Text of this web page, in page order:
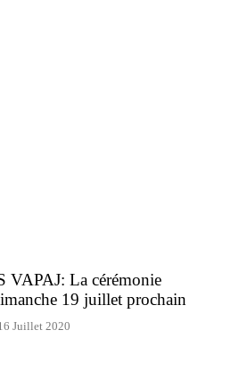
La cérémonie
19 juillet prochain
Juillet 2020